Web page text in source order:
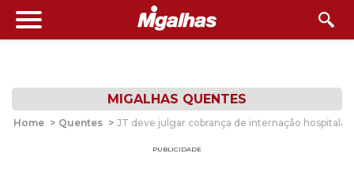
MIGALHAS QUENTES
Home > Quentes > JT deve julgar cobrança de internação
PUBLICIDADE